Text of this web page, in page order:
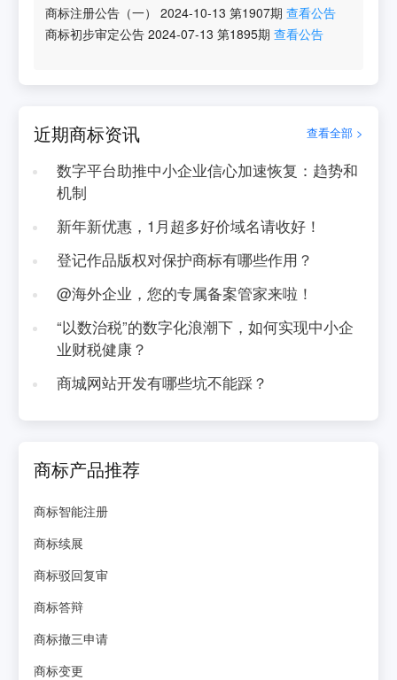
商标注册公告（一） 2024-10-13 第1907期 查看公告
商标初步审定公告 2024-07-13 第1895期 查看公告
近期商标资讯 查看全部 >
数字平台助推中小企业信心加速恢复：趋势和
机制
新年新优惠，1月超多好价域名请收好！
登记作品版权对保护商标有哪些作用？
@海外企业，您的专属备案管家来啦！
“以数治税”的数字化浪潮下，如何实现中小企
业财税健康？
商城网站开发有哪些坑不能踩？
商标产品推荐
商标智能注册
商标续展
商标驳回复审
商标答辩
商标撤三申请
商标变更